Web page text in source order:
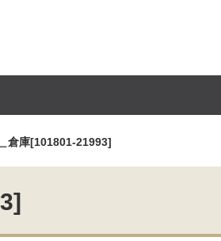
倉庫[101801-21993]